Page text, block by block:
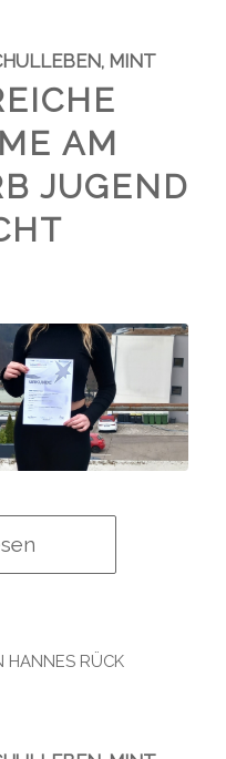
, MINT
AM
JUGEND
HANNES RÜCK